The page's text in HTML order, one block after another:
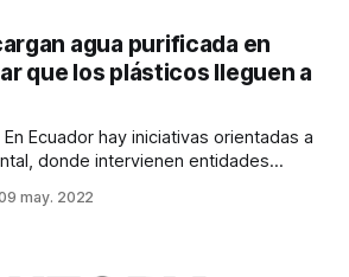
agua purificada en
que los plásticos lleguen a
donde intervienen entidades
con el auspicio de TikTok,
may. 2022